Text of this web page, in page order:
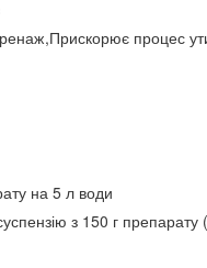
,Прискорює процес
на 5 л води
з 150 г препарату